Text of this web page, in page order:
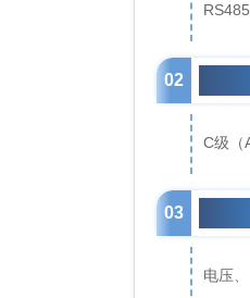
02
C级（
03
电压